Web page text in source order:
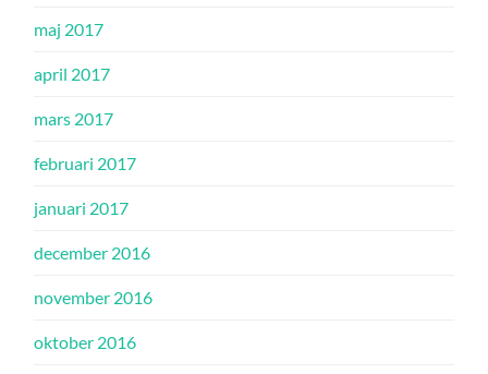
maj 2017
april 2017
mars 2017
februari 2017
januari 2017
december 2016
november 2016
oktober 2016